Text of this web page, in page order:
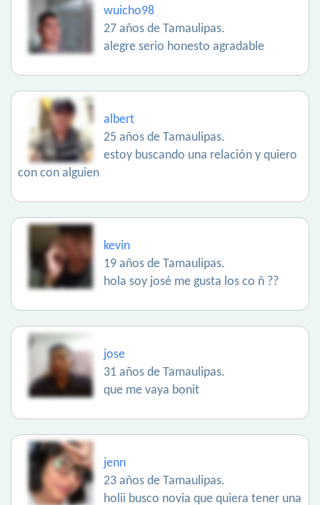
wuicho98
27 años de Tamaulipas.
alegre serio honesto agradable
albert
25 años de Tamaulipas.
estoy buscando una relación y quiero
con con alguien
kevin
19 años de Tamaulipas.
hola soy josé me gusta los co ñ ??
jose
31 años de Tamaulipas.
que me vaya bonit
jenn
23 años de Tamaulipas.
holii busco novia que quiera tener una